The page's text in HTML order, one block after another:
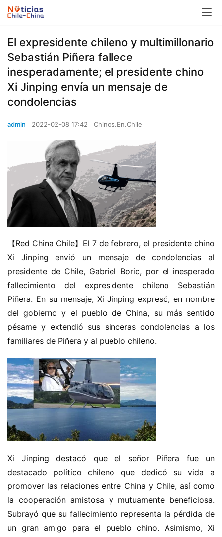
El expresidente chileno y multimillonario
Sebastián Piñera fallece
inesperadamente; el presidente chino
Xi Jinping envía un mensaje de
condolencias
admin 2022-02-08 17:42 Chinos.En.Chile
【Red China Chile】El 7 de febrero, el presidente chino
Xi Jinping envió un mensaje de condolencias al
presidente de Chile, Gabriel Boric, por el inesperado
fallecimiento del expresidente chileno Sebastián
Piñera. En su mensaje, Xi Jinping expresó, en nombre
del gobierno y el pueblo de China, su más sentido
pésame y extendió sus sinceras condolencias a los
familiares de Piñera y al pueblo chileno.
Xi Jinping destacó que el señor Piñera fue un
destacado político chileno que dedicó su vida a
promover las relaciones entre China y Chile, así como
la cooperación amistosa y mutuamente beneficiosa.
Subrayó que su fallecimiento representa la pérdida de
un gran amigo para el pueblo chino. Asimismo, Xi